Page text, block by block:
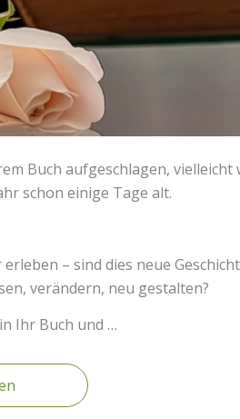
Buch aufgeschlagen,
schon einige Tage alt.
– sind dies neue
verändern, neu gestalten?
Ihr Buch und …